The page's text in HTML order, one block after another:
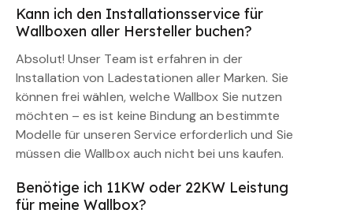
Kann ich den Installationsservice für
Wallboxen aller Hersteller buchen?
Absolut! Unser Team ist erfahren in der
Installation von Ladestationen aller Marken. Sie
können frei wählen, welche Wallbox Sie nutzen
möchten – es ist keine Bindung an bestimmte
Modelle für unseren Service erforderlich und Sie
müssen die Wallbox auch nicht bei uns kaufen.
Benötige ich 11KW oder 22KW Leistung
für meine Wallbox?